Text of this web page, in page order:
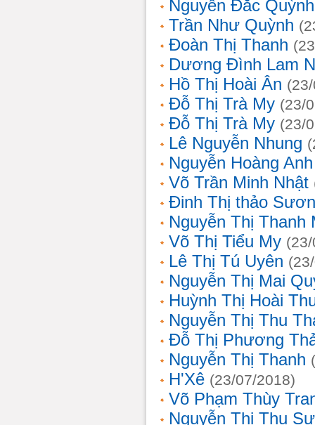
Nguyễn Đắc
Trần Như Quỳnh
Đoàn Thị Thanh
Dương Đình Lam
Hồ Thị Hoài Ân
Đỗ Thị Trà My (23/
Đỗ Thị Trà My (23/
Lê Nguyễn Nhung
Nguyễn Hoàng Anh
Võ Trần Minh Nhật
Đinh Thị thảo
Nguyễn Thị Thanh
Võ Thị Tiểu My
Lê Thị Tú Uyên
Nguyễn Thị Mai
Huỳnh Thị Hoài
Nguyễn Thị Thu
Đỗ Thị Phương
Nguyễn Thị Thanh
H'Xê (23/07/2018)
Võ Phạm Thùy
Nguyễn Thị Thu